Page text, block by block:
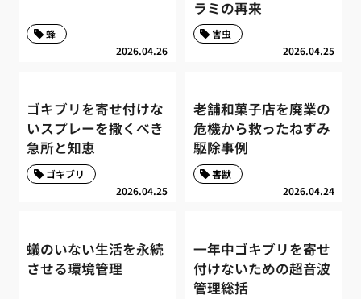
2026.04.26
蜂
ラミの再来
2026.04.25
害虫
ゴキブリを寄せ付けな
いスプレーを撒くべき
急所と知恵
2026.04.25
ゴキブリ
老舗和菓子店を廃業の
危機から救ったねずみ
駆除事例
2026.04.24
害獣
蟻のいない生活を永続
させる環境管理
一年中ゴキブリを寄せ
付けないための超音波
管理総括